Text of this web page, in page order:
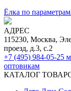
Ёлка по параметрам
АДРЕС
115230, Москва,
проезд, д.3, с.2
+7 (495) 984-05-25
оптовикам
КАТАЛОГ